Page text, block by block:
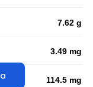
7.62 g
3.49 mg
114.5 mg